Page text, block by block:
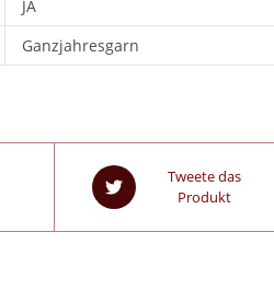
JA
Ganzjahresgarn
Tweete das
Produkt